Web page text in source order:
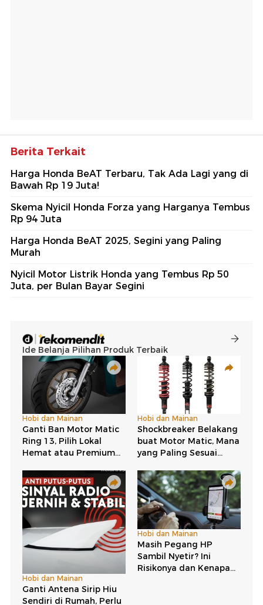
Berita Terkait
Harga Honda BeAT Terbaru, Tak Ada Lagi yang di
Bawah Rp 19 Juta!
Skema Nyicil Honda Forza yang Harganya Tembus
Rp 94 Juta
Harga Honda BeAT 2025, Segini yang Paling
Murah
Nyicil Motor Listrik Honda yang Tembus Rp 50
Juta, per Bulan Bayar Segini